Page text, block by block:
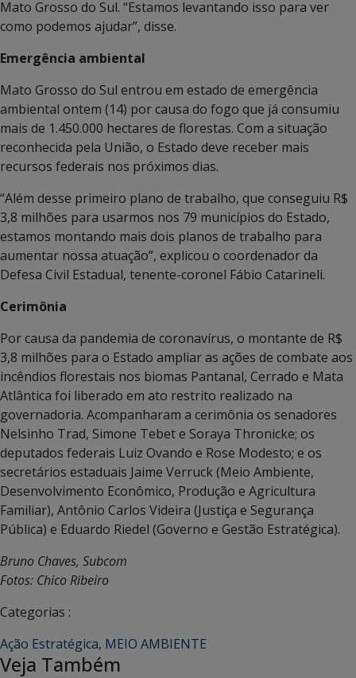
Mato Grosso do Sul. “Estamos levantando isso para ver
como podemos ajudar”, disse.
Emergência ambiental
Mato Grosso do Sul entrou em estado de emergência
ambiental ontem (14) por causa do fogo que já consumiu
mais de 1.450.000 hectares de florestas. Com a situação
reconhecida pela União, o Estado deve receber mais
recursos federais nos próximos dias.
“Além desse primeiro plano de trabalho, que conseguiu R$
3,8 milhões para usarmos nos 79 municípios do Estado,
estamos montando mais dois planos de trabalho para
aumentar nossa atuação”, explicou o coordenador da
Defesa Civil Estadual, tenente-coronel Fábio Catarineli.
Cerimônia
Por causa da pandemia de coronavírus, o montante de R$
3,8 milhões para o Estado ampliar as ações de combate aos
incêndios florestais nos biomas Pantanal, Cerrado e Mata
Atlântica foi liberado em ato restrito realizado na
governadoria. Acompanharam a cerimônia os senadores
Nelsinho Trad, Simone Tebet e Soraya Thronicke; os
deputados federais Luiz Ovando e Rose Modesto; e os
secretários estaduais Jaime Verruck (Meio Ambiente,
Desenvolvimento Econômico, Produção e Agricultura
Familiar), Antônio Carlos Videira (Justiça e Segurança
Pública) e Eduardo Riedel (Governo e Gestão Estratégica).
Bruno Chaves, Subcom
Fotos: Chico Ribeiro
Categorias :
Ação Estratégica, MEIO AMBIENTE
Veja Também